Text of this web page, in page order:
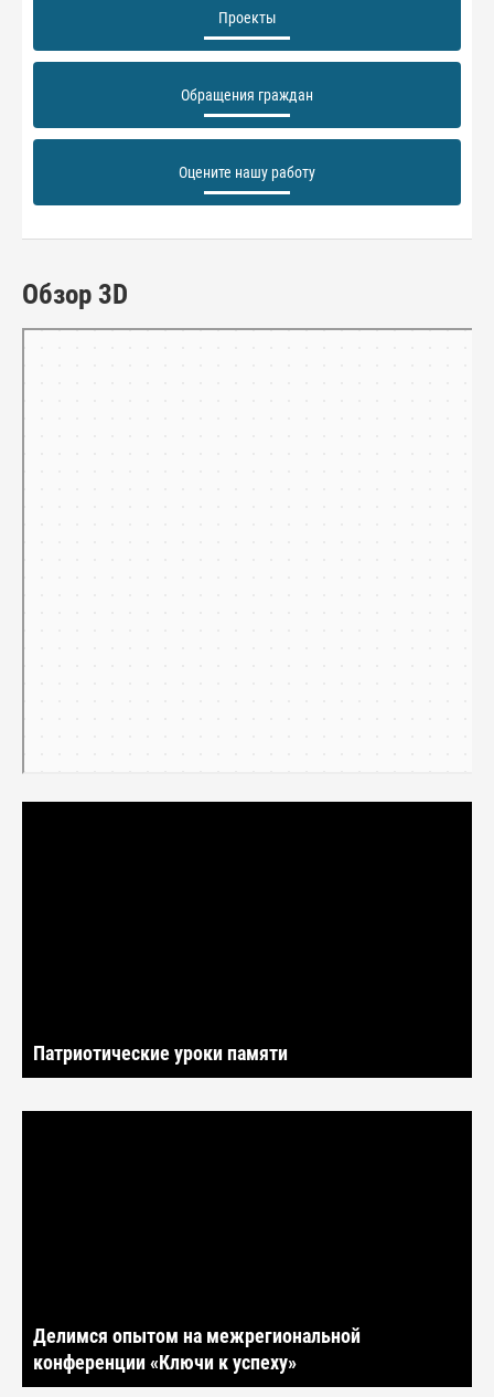
Проекты
Обращения граждан
Оцените нашу работу
Обзор 3D
Патриотические уроки памяти
Делимся опытом на межрегиональной
конференции «Ключи к успеху»